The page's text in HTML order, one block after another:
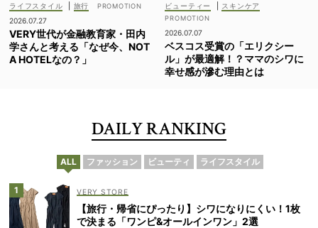
ライフスタイル
旅行
2026.07.27
VERY世代が金融教育家・田内
学さんと考える「なぜ今、NOT
A HOTELなの？」
ビューティー スキンケア
2026.07.07
ベスコス受賞の「エリクシー
ル」が最適解！？ママのシワに
幸せ感が滲む理由とは
DAILY RANKING
ALL ファッション ビューティ ライフスタイル
VERY STORE
【旅行・帰省にぴったり】シワになりにくい！1枚
で決まる「ワンピ&オールインワン」2選